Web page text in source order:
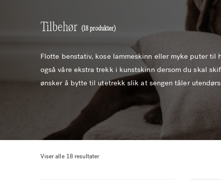
Tilbehør (18 produkter)
Flotte benstativ, kose lammeskinn eller myke puter til
også våre ekstra trekk i kunstskinn dersom du skal
ønsker å bytte til utetrekk slik at sengen tåler
Viser alle 18 resultater